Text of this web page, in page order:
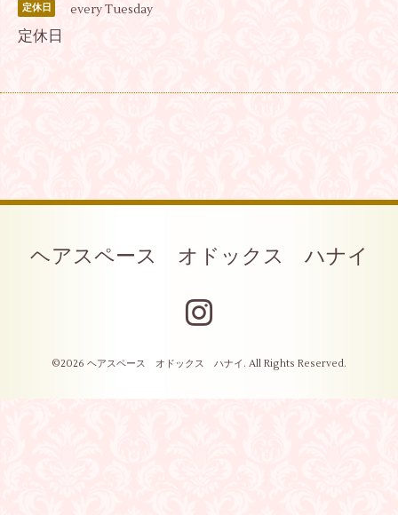
定休日 every Tuesday
定休日
ヘアスペース オドックス ハナイ
©2026 ヘアスペース オドックス ハナイ . All Rights Reserved.